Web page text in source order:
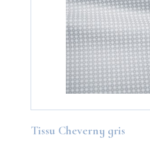
Tissu Cheverny gris